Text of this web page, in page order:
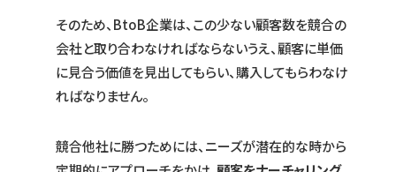
そのため、BtoB企業は、この少ない顧客数を競合の
会社と取り合わなければならないうえ、顧客に単価
に見合う価値を見出してもらい、購入してもらわなけ
ればなりません。
競合他社に勝つためには、ニーズが潜在的な時から